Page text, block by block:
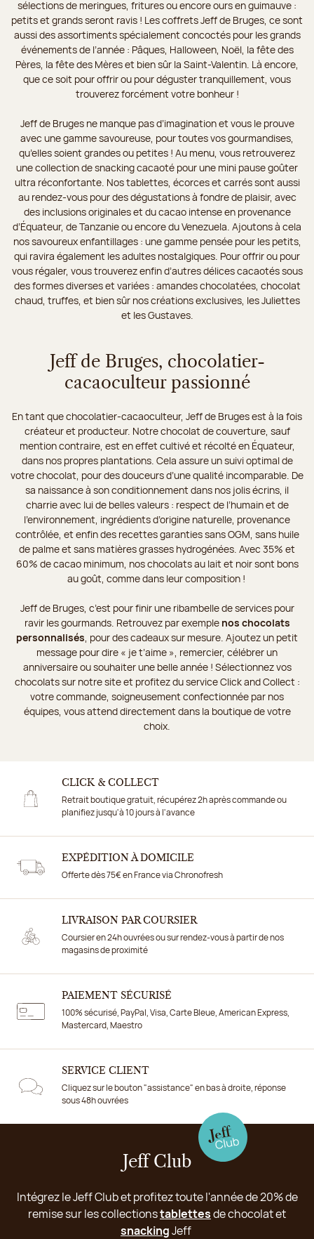
sélections de meringues, fritures ou encore ours en guimauve :
petits et grands seront ravis ! Les coffrets Jeff de Bruges, ce sont
aussi des assortiments spécialement concoctés pour les grands
événements de l’année : Pâques, Halloween, Noël, la fête des
Pères, la fête des Mères et bien sûr la Saint-Valentin. Là encore,
que ce soit pour offrir ou pour déguster tranquillement, vous
trouverez forcément votre bonheur !
Jeff de Bruges ne manque pas d’imagination et vous le prouve
avec une gamme savoureuse, pour toutes vos gourmandises,
qu’elles soient grandes ou petites ! Au menu, vous retrouverez
une collection de snacking cacaoté pour une mini pause goûter
ultra réconfortante. Nos tablettes, écorces et carrés sont aussi
au rendez-vous pour des dégustations à fondre de plaisir, avec
des inclusions originales et du cacao intense en provenance
d’Équateur, de Tanzanie ou encore du Venezuela. Ajoutons à cela
nos savoureux enfantillages : une gamme pensée pour les petits,
qui ravira également les adultes nostalgiques. Pour offrir ou pour
vous régaler, vous trouverez enfin d’autres délices cacaotés sous
des formes diverses et variées : amandes chocolatées, chocolat
chaud, truffes, et bien sûr nos créations exclusives, les Juliettes
et les Gustaves.
Jeff de Bruges, chocolatier-
cacaoculteur passionné
En tant que chocolatier-cacaoculteur, Jeff de Bruges est à la fois
créateur et producteur. Notre chocolat de couverture, sauf
mention contraire, est en effet cultivé et récolté en Équateur,
dans nos propres plantations. Cela assure un suivi optimal de
votre chocolat, pour des douceurs d’une qualité incomparable. De
sa naissance à son conditionnement dans nos jolis écrins, il
charrie avec lui de belles valeurs : respect de l’humain et de
l’environnement, ingrédients d’origine naturelle, provenance
contrôlée, et enfin des recettes garanties sans OGM, sans huile
de palme et sans matières grasses hydrogénées. Avec 35% et
60% de cacao minimum, nos chocolats au lait et noir sont bons
au goût, comme dans leur composition !
Jeff de Bruges, c’est pour finir une ribambelle de services pour
ravir les gourmands. Retrouvez par exemple nos chocolats
personnalisés , pour des cadeaux sur mesure. Ajoutez un petit
message pour dire « je t’aime », remercier, célébrer un
anniversaire ou souhaiter une belle année ! Sélectionnez vos
chocolats sur notre site et profitez du service Click and Collect :
votre commande, soigneusement confectionnée par nos
équipes, vous attend directement dans la boutique de votre
choix.
CLICK & COLLECT
Retrait boutique gratuit, récupérez 2h après commande ou
planifiez jusqu'à 10 jours à l'avance
EXPÉDITION À DOMICILE
Offerte dès 75€ en France via Chronofresh
LIVRAISON PAR COURSIER
Coursier en 24h ouvrées ou sur rendez-vous à partir de nos
magasins de proximité
PAIEMENT SÉCURISÉ
100% sécurisé, PayPal, Visa, Carte Bleue, American Express,
Mastercard, Maestro
SERVICE CLIENT
Cliquez sur le bouton "assistance" en bas à droite, réponse
sous 48h ouvrées
Jeff Club
Intégrez le Jeff Club et profitez toute l'année de 20% de
remise sur les collectionstablettesde chocolat et
snackingJeff